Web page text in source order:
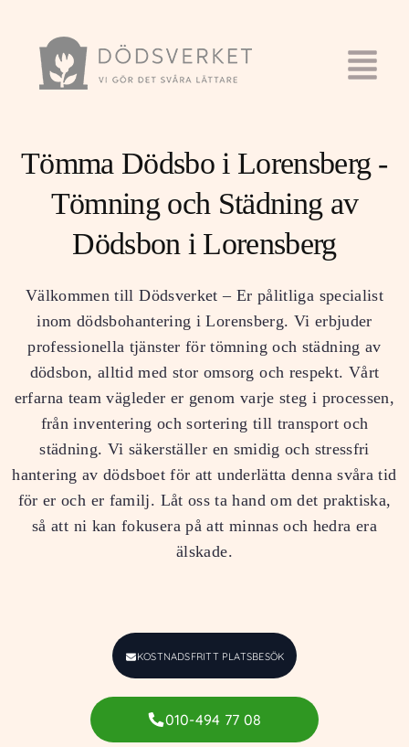
Tömma Dödsbo i Lorensberg -
Tömning och Städning av
Dödsbon i Lorensberg
Välkommen till Dödsverket – Er pålitliga specialist
inom dödsbohantering i Lorensberg. Vi erbjuder
professionella tjänster för tömning och städning av
dödsbon, alltid med stor omsorg och respekt. Vårt
erfarna team vägleder er genom varje steg i processen,
från inventering och sortering till transport och
städning. Vi säkerställer en smidig och stressfri
hantering av dödsboet för att underlätta denna svåra tid
för er och er familj. Låt oss ta hand om det praktiska,
så att ni kan fokusera på att minnas och hedra era
älskade.
KOSTNADSFRITT PLATSBESÖK
010-494 77 08